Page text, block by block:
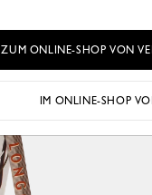
ZUM ONLINE-SHOP VON
IM ONLINE-SHOP